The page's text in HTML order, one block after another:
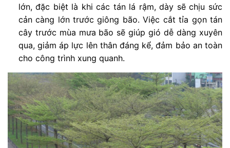
lớn, đặc biệt là khi các tán lá rậm, dày sẽ chịu sức
cản càng lớn trước giông bão. Việc cắt tỉa gọn tán
cây trước mùa mưa bão sẽ giúp gió dễ dàng xuyên
qua, giảm áp lực lên thân đáng kể, đảm bảo an toàn
cho công trình xung quanh.